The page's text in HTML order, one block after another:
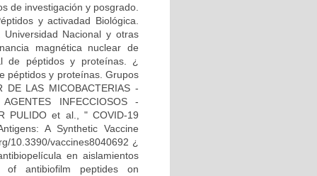
de investigación y posgrado.
y activadad Biológica.
Nacional y otras
magnética nuclear de
de péptidos y proteínas. ¿
péptidos y proteínas. Grupos
DE LAS MICOBACTERIAS -
INFECCIOSOS -
PULIDO et al., " COVID-19
A Synthetic Vaccine
10.3390/vaccines8040692 ¿
en aislamientos
of antibiofilm peptides on